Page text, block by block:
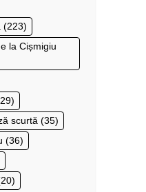
(223)
la Cișmigiu
scurtă (35)
(36)